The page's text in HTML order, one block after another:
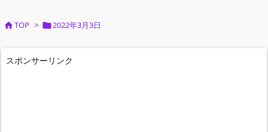
TOP > 2022年3月3日
スポンサーリンク